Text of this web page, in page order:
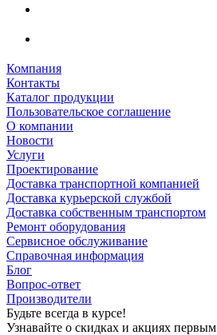
Компания
Контакты
Каталог продукции
Пользовательское соглашение
О компании
Новости
Услуги
Проектирование
Доставка транспортной компанией
Доставка курьерской службой
Доставка собственным транспортом
Ремонт оборудования
Сервисное обслуживание
Справочная информация
Блог
Вопрос-ответ
Производители
Будьте всегда в курсе!
Узнавайте о скидках и акциях первым